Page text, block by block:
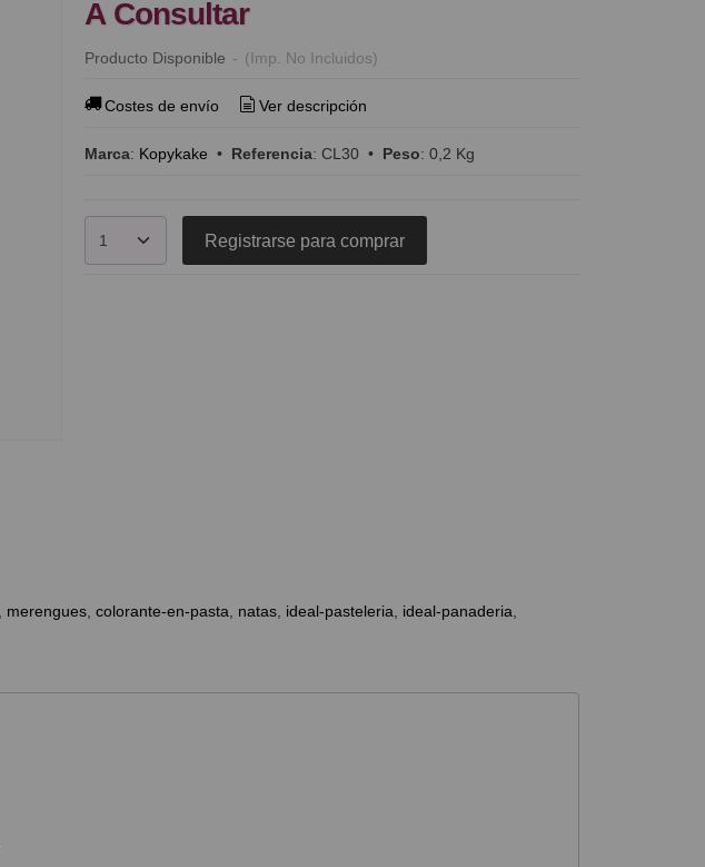
A Consultar
Producto Disponible - (Imp. No Incluidos)
Costes de envío Ver descripción
Marca: Kopykake • Referencia: CL30 • Peso: 0,2 Kg
Registrarse para comprar
merengues colorante-en-pasta natas ideal-pasteleria
ideal-panaderia